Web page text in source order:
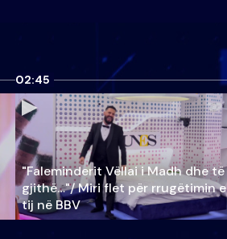
02:45
"Faleminderit Vëllai i Madh dhe të
gjithë…"/ Miri flet për rrugëtimin e
tij në BBV